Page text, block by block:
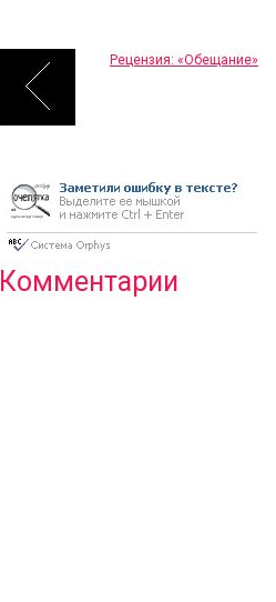
Рецензия: «Обещание»
Комментарии